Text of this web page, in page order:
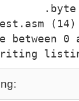
(14)
between 0